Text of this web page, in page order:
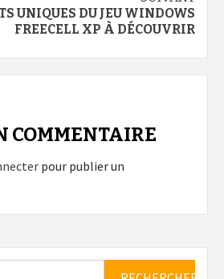
UNIQUES DU JEU WINDOWS
FREECELL XP À DÉCOUVRIR
COMMENTAIRE
pour publier un